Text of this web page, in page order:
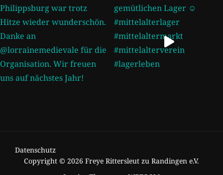
Datenschutz
Copyright © 2026 Freye Rittersleut zu Randingen e.V.